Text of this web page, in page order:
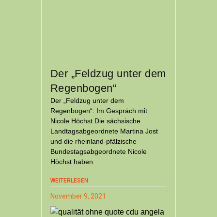
Der „Feldzug unter dem
Regenbogen“
Der „Feldzug unter dem
Regenbogen“: Im Gespräch mit
Nicole Höchst Die sächsische
Landtagsabgeordnete Martina Jost
und die rheinland-pfälzische
Bundestagsabgeordnete Nicole
Höchst haben
WEITERLESEN
November 9, 2021